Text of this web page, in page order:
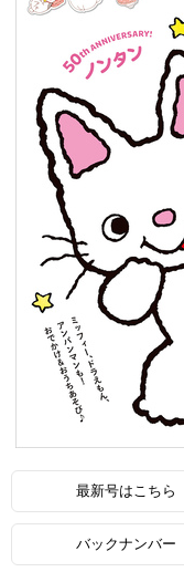
最新号はこちら
バックナンバー